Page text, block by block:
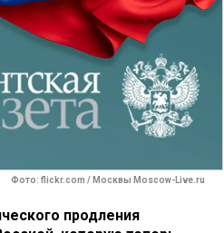
Фото: flickr.com / Москвы Moscow-Live.ru
продления